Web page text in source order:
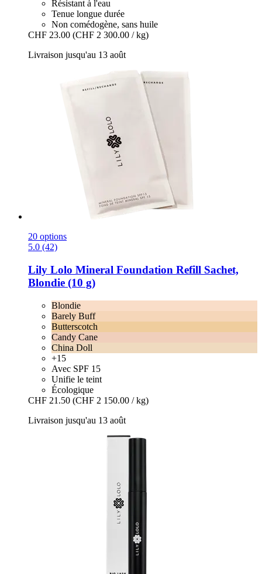
Résistant à l'eau
Tenue longue durée
Non comédogène, sans huile
CHF 23.00 (CHF 2 300.00 / kg)
Livraison jusqu'au 13 août
20 options
5.0 (42)
Lily Lolo Mineral Foundation Refill Sachet,
Blondie (10 g)
Blondie
Barely Buff
Butterscotch
Candy Cane
China Doll
+15
Avec SPF 15
Unifie le teint
Écologique
CHF 21.50 (CHF 2 150.00 / kg)
Livraison jusqu'au 13 août